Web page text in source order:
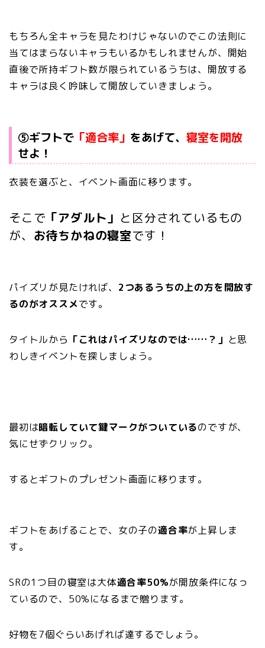
もちろん全キャラを見たわけじゃないのでこの法則に
当てはまらないキャラもいるかもしれませんが、開始
直後で所持ギフト数が限られているうちは、開放する
キャラは良く吟味して開放していきましょう。
⑤ギフトで 「適合率」 をあげて、 寝室を開放
せよ！
衣装を選ぶと、イベント画面に移ります。
そこで 「アダルト」 と区分されているもの
が、 お待ちかねの寝室です！
パイズリが見たければ、 2つあるうちの上の方を開放す
るのがオススメです。
タイトルから 「これはパイズリなのでは……？」 と思
わしきイベントを探しましょう。
最初は暗転していて鍵マークがついているのですが、
気にせずクリック。
するとギフトのプレゼント画面に移ります。
ギフトをあげることで、女の子の適合率が上昇しま
す。
SRの1つ目の寝室は大体適合率50%が開放条件になっ
ているので、50%になるまで贈ります。
好物を7個ぐらいあげれば達するでしょう。